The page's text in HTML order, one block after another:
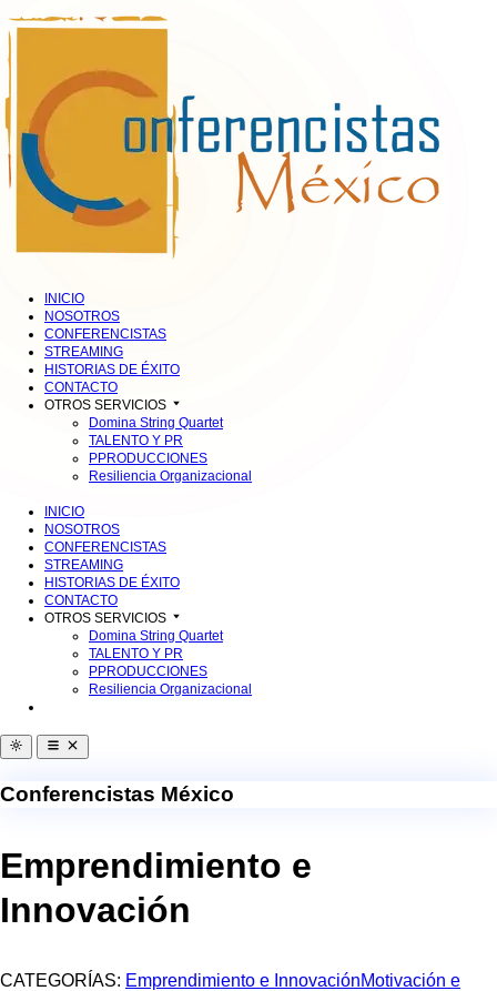
INICIO
NOSOTROS
CONFERENCISTAS
STREAMING
HISTORIAS DE ÉXITO
CONTACTO
OTROS SERVICIOS
Domina String Quartet
TALENTO Y PR
PPRODUCCIONES
Resiliencia Organizacional
INICIO
NOSOTROS
CONFERENCISTAS
STREAMING
HISTORIAS DE ÉXITO
CONTACTO
OTROS SERVICIOS
Domina String Quartet
TALENTO Y PR
PPRODUCCIONES
Resiliencia Organizacional
Conferencistas México
Emprendimiento e
Innovación
CATEGORÍAS: Emprendimiento e InnovaciónMotivación e